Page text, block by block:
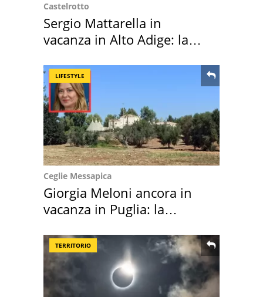
Castelrotto
Sergio Mattarella in
vacanza in Alto Adige: la
LIFESTYLE
Ceglie Messapica
Giorgia Meloni ancora in
vacanza in Puglia: la
TERRITORIO